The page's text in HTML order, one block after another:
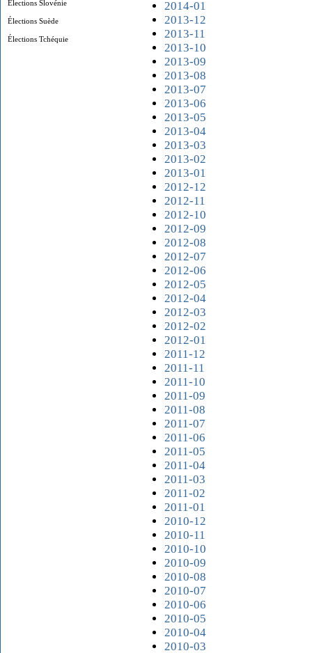
Élections Slovénie
Élections Suède
Élections Tchéquie
2014-01
2013-12
2013-11
2013-10
2013-09
2013-08
2013-07
2013-06
2013-05
2013-04
2013-03
2013-02
2013-01
2012-12
2012-11
2012-10
2012-09
2012-08
2012-07
2012-06
2012-05
2012-04
2012-03
2012-02
2012-01
2011-12
2011-11
2011-10
2011-09
2011-08
2011-07
2011-06
2011-05
2011-04
2011-03
2011-02
2011-01
2010-12
2010-11
2010-10
2010-09
2010-08
2010-07
2010-06
2010-05
2010-04
2010-03